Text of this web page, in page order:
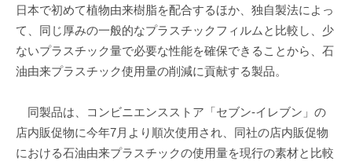
日本で初めて植物由来樹脂を配合するほか、独自製法によっ
て、同じ厚みの一般的なプラスチックフィルムと比較し、少
ないプラスチック量で必要な性能を確保できることから、石
油由来プラスチック使用量の削減に貢献する製品。
同製品は、コンビニエンスストア「セブン-イレブン」の
店内販促物に今年7月より順次使用され、同社の店内販促物
における石油由来プラスチックの使用量を現行の素材と比較